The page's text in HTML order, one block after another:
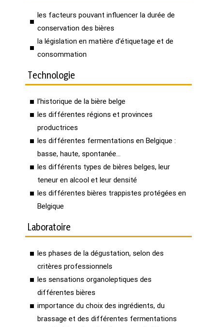
les facteurs pouvant influencer la durée de
conservation des bières
la législation en matière d’étiquetage et de
consommation
Technologie
l’historique de la bière belge
les différentes régions et provinces
productrices
les différentes fermentations en Belgique :
basse, haute, spontanée…
les différents types de bières belges, leur
teneur en alcool et leur densité
les différentes bières trappistes protégées en
Belgique
Laboratoire
les phases de la dégustation, selon des
critères professionnels
les sensations organoleptiques des
différentes bières
importance du choix des ingrédients, du
brassage et des différentes fermentations